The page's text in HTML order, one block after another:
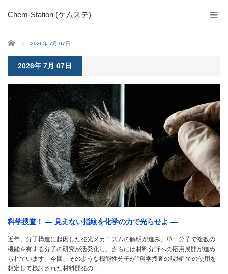
Chem-Station (ケムステ)
ホーム 2026年 7月 07日
2026年 7月 07日
科学捜査！ ― 見えない指紋を化学の力で光らせよ ―
近年、分子構造に起因した発光メカニズムの解明が進み、単一分子で複数の
機能を有する分子の研究が活発化し、さらには材料分野への応用展開が進め
られています。今回、そのような機能性分子が "科学捜査の現場" での使用を
想定して検討された材料開発の一…